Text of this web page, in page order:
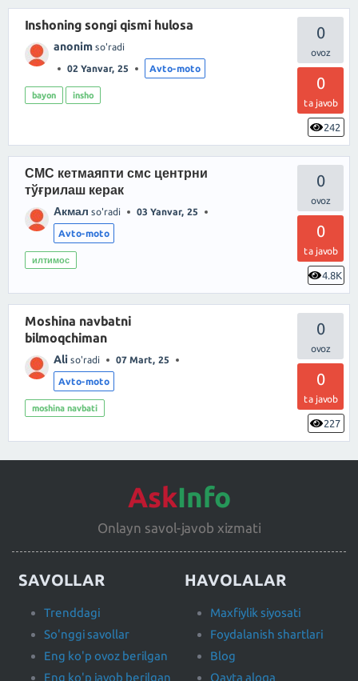
0
0
ta javob
242
Inshoning songi qismi hulosa
anonim so'radi
02 Yanvar, 25 Avto-moto
bayon insho
0
0
ta javob
4.8K
СМС кетмаяпти смс центрни
тўғрилаш керак
Акмал so'radi 03 Yanvar, 25
Avto-moto
илтимос
0
0
ta javob
227
Moshina navbatni
bilmoqchiman
Ali so'radi 07 Mart, 25
Avto-moto
moshina navbati
AskInfo
Onlayn savol-javob xizmati
SAVOLLAR
Trenddagi
So'nggi savollar
Eng ko'p ovoz berilgan
Eng ko'p javob berilgan
HAVOLALAR
Maxfiylik siyosati
Foydalanish shartlari
Blog
Qayta aloqa